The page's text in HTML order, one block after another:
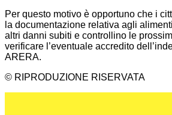
Per questo motivo è opportuno che i
la documentazione relativa agli
altri danni subiti e controllino le
verificare l’eventuale accredito
ARERA.
© RIPRODUZIONE RISERVATA